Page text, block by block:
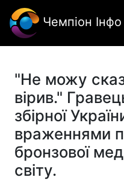
Чемпіон Інфо
"Не можу
вірив."
збірної
враженнями
бронзової
світу.